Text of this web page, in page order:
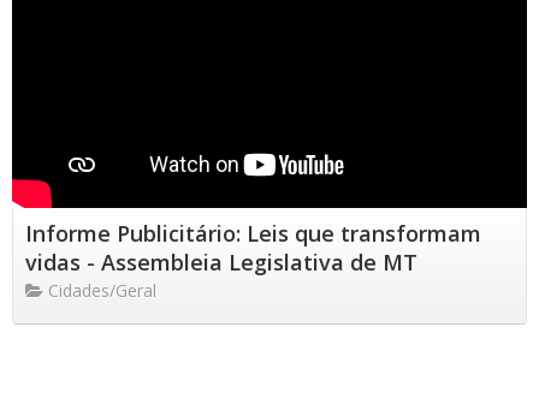
Informe Publicitário: Leis que transformam
vidas - Assembleia Legislativa de MT
Cidades/Geral